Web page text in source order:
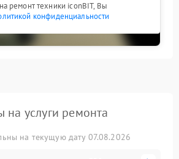
ремонт техники iconBIT, Вы
конфиденциальности
на услуги ремонта
на текущую дату 07.08.2026